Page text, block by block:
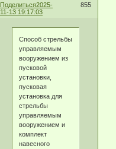
Поделиться 855
2025-
11-13 19:17:03
Способ стрельбы
управляемым
вооружением из
пусковой
установки,
пусковая
установка для
стрельбы
управляемым
вооружением и
комплект
навесного